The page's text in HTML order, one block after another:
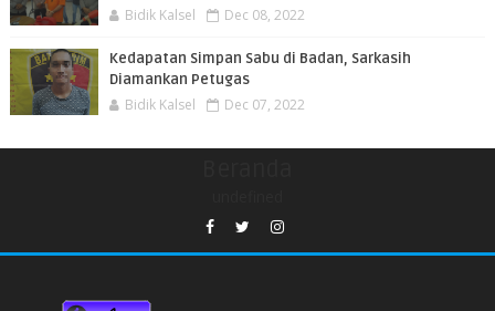
Bidik Kalsel Dec 08, 2022
Kedapatan Simpan Sabu di Badan, Sarkasih
Diamankan Petugas
Bidik Kalsel Dec 07, 2022